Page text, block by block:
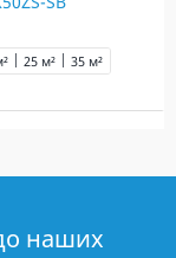
25 м² 35 м²
наших